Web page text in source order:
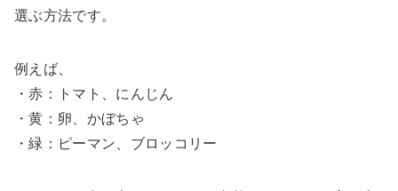
選ぶ方法です。
例えば、
・赤：トマト、にんじん
・黄：卵、かぼちゃ
・緑：ピーマン、ブロッコリー